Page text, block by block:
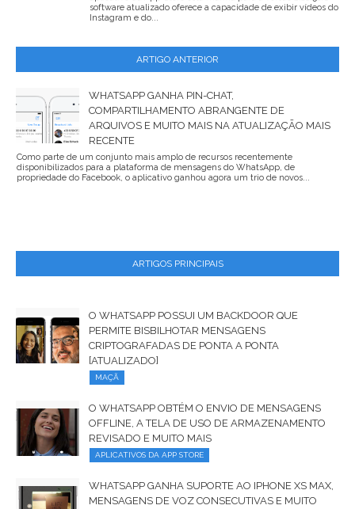
software atualizado oferece a capacidade de exibir vídeos do
Instagram e do...
ARTIGO ANTERIOR
WHATSAPP GANHA PIN-CHAT,
COMPARTILHAMENTO ABRANGENTE DE
ARQUIVOS E MUITO MAIS NA ATUALIZAÇÃO MAIS
RECENTE
Como parte de um conjunto mais amplo de recursos recentemente
disponibilizados para a plataforma de mensagens do WhatsApp, de
propriedade do Facebook, o aplicativo ganhou agora um trio de novos...
ARTIGOS PRINCIPAIS
O WHATSAPP POSSUI UM BACKDOOR QUE
PERMITE BISBILHOTAR MENSAGENS
CRIPTOGRAFADAS DE PONTA A PONTA
[ATUALIZADO]
MAÇÃ
O WHATSAPP OBTÉM O ENVIO DE MENSAGENS
OFFLINE, A TELA DE USO DE ARMAZENAMENTO
REVISADO E MUITO MAIS
APLICATIVOS DA APP STORE
WHATSAPP GANHA SUPORTE AO IPHONE XS MAX,
MENSAGENS DE VOZ CONSECUTIVAS E MUITO